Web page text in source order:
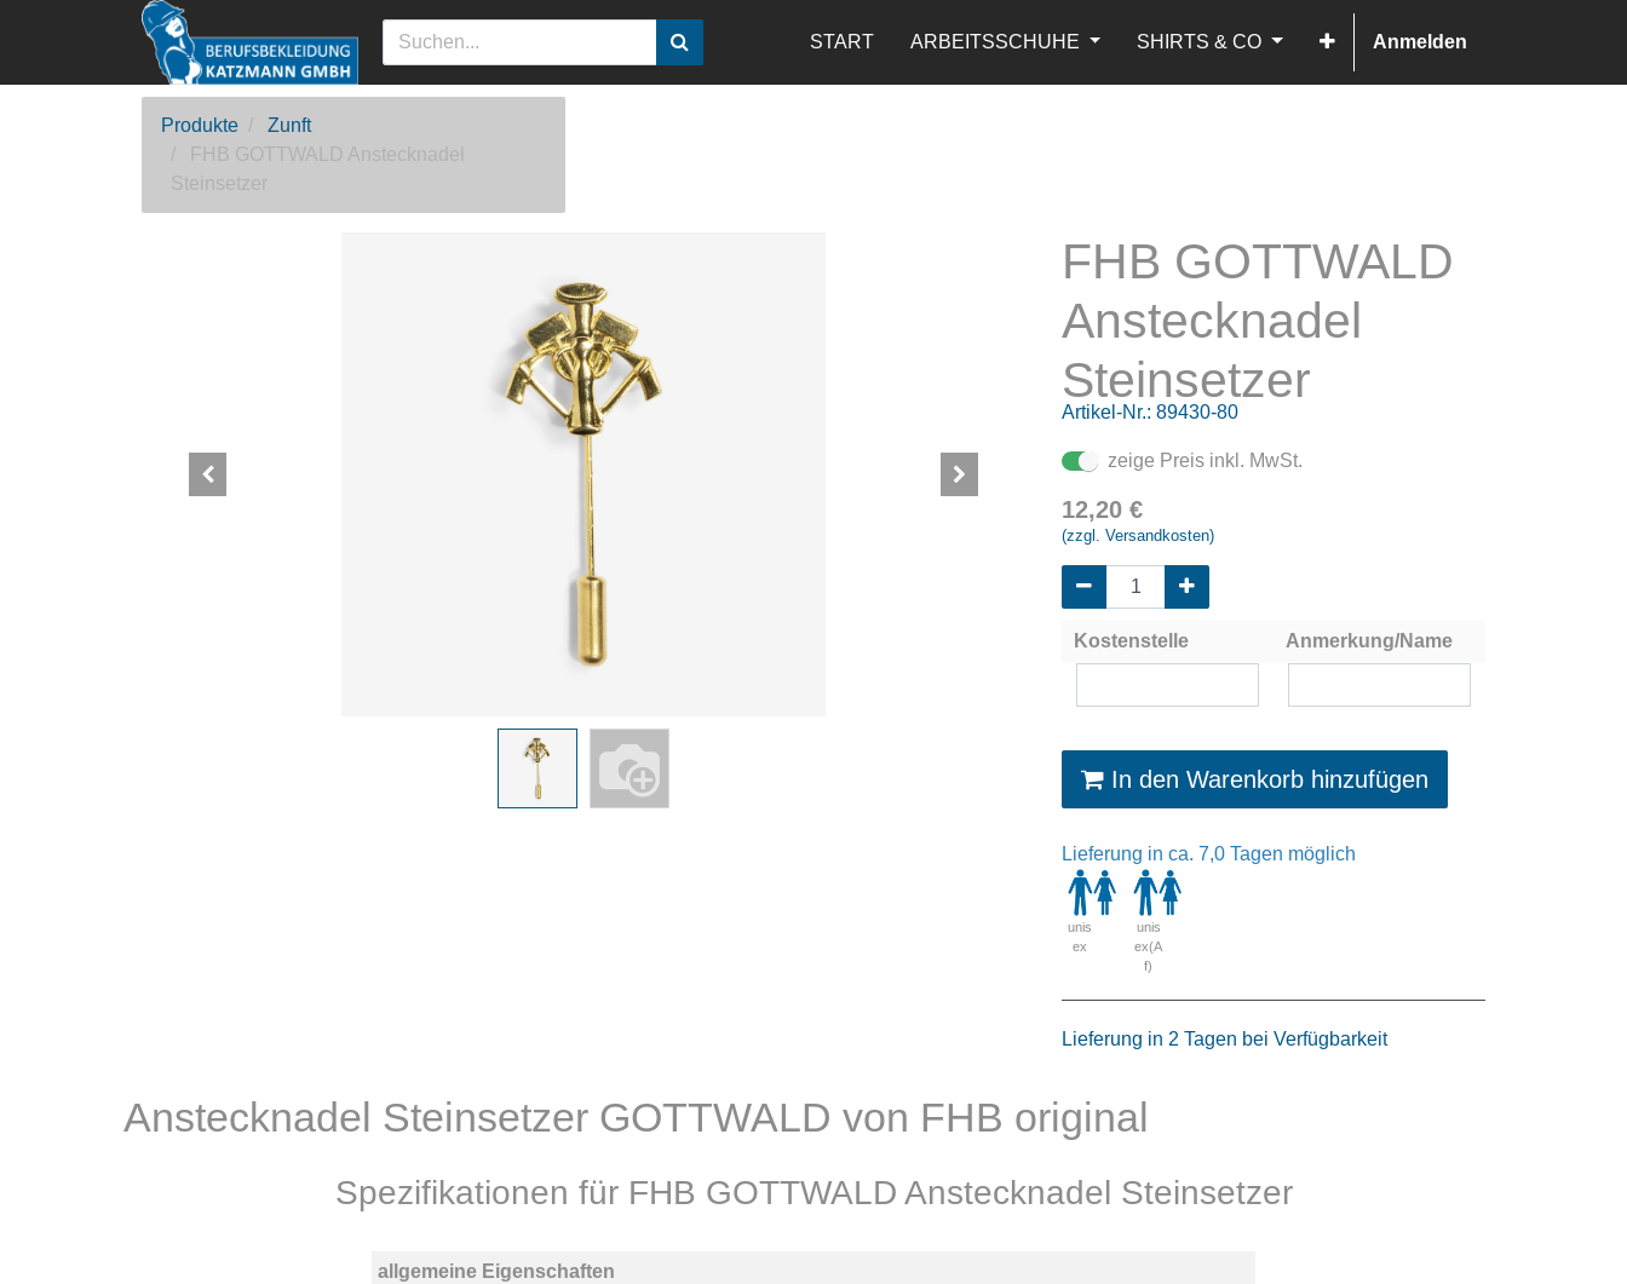
START ARBEITSSCHUHE SHIRTS & CO Anmelden
Produkte
Zunft
FHB GOTTWALD Anstecknadel
Steinsetzer
FHB GOTTWALD
Anstecknadel
Steinsetzer
Artikel-Nr.: 89430-80
zeige Preis inkl. MwSt.
12,20 €
(zzgl. Versandkosten)
Kostenstelle Anmerkung/Name
In den Warenkorb hinzufügen
Lieferung in ca. 7,0 Tagen möglich
unis
ex
unis
ex(A
f)
Lieferung in 2 Tagen bei Verfügbarkeit
Anstecknadel Steinsetzer GOTTWALD von FHB original
Spezifikationen für FHB GOTTWALD Anstecknadel Steinsetzer
allgemeine Eigenschaften